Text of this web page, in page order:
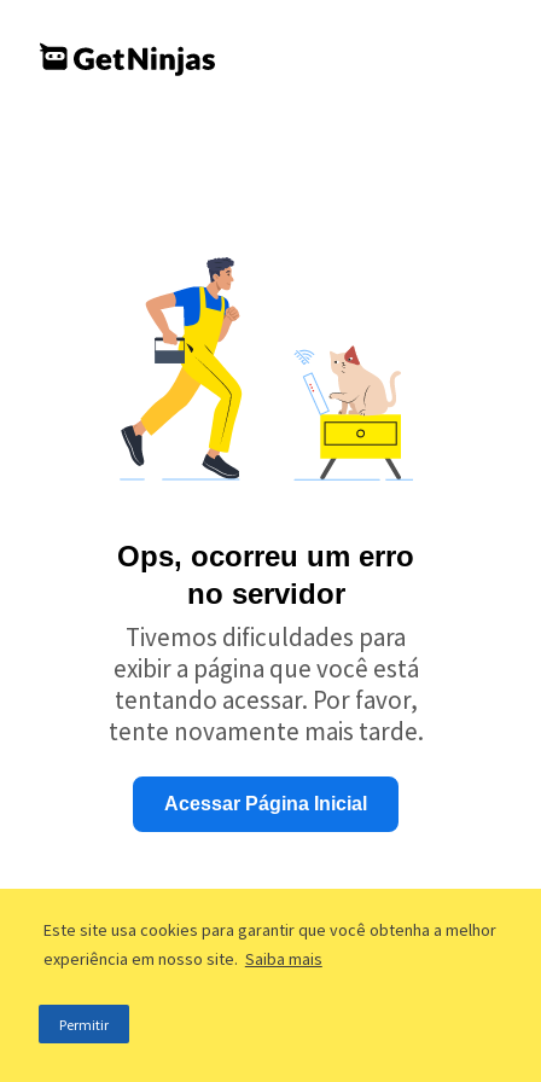
Este site usa cookies para garantir que você obtenha a melhor
experiência em nosso site. Saiba mais
Permitir
Ops, ocorreu um erro
no servidor
Tivemos dificuldades para
exibir a página que você está
tentando acessar. Por favor,
tente novamente mais tarde.
Acessar Página Inicial